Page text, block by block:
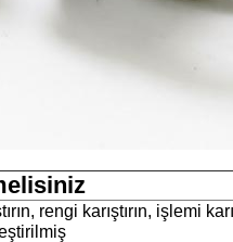
rengi karıştırın, işlemi